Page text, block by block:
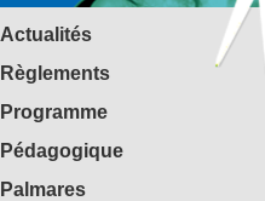
Actualités
Règlements
Programme
Pédagogique
Palmares